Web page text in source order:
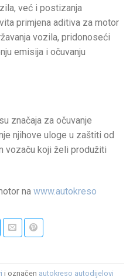
već i postizanja
primjena aditiva za motor
vozila, pridonoseći
emisija i očuvanju
značaja za očuvanje
njihove uloge u zaštiti od
vozaču koji želi produžiti
na www.autokreso
i označen autokreso autodijelovi